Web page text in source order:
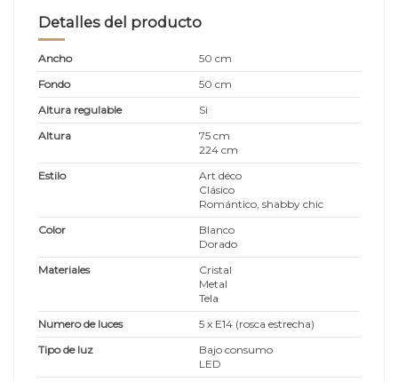
Detalles del producto
Ancho
50 cm
Fondo
50 cm
Altura regulable
Si
Altura
75 cm
224 cm
Estilo
Art déco
Clásico
Romántico, shabby chic
Color
Blanco
Dorado
Materiales
Cristal
Metal
Tela
Numero de luces
5 x E14 (rosca estrecha)
Tipo de luz
Bajo consumo
LED